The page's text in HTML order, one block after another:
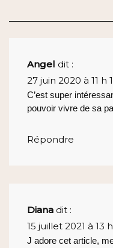
Angel dit :
27 juin 2020 à 11 h
C’est super
pouvoir vivre de sa
Répondre
Diana dit :
15 juillet 2021 à 13
J adore cet article,